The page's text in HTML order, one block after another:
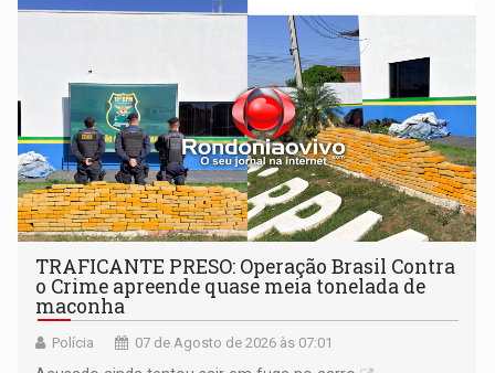
TRAFICANTE PRESO: Operação Brasil Contra
o Crime apreende quase meia tonelada de
maconha
Polícia 07 de Agosto de 2026 às 07:01